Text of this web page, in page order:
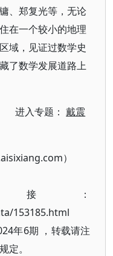
、郑复光等，无论
在一个较小的地理
域，见证过数学史
了数学发展道路上
进入专题：戴震
）
：
153185.html
年6期 ，转载请注
定。